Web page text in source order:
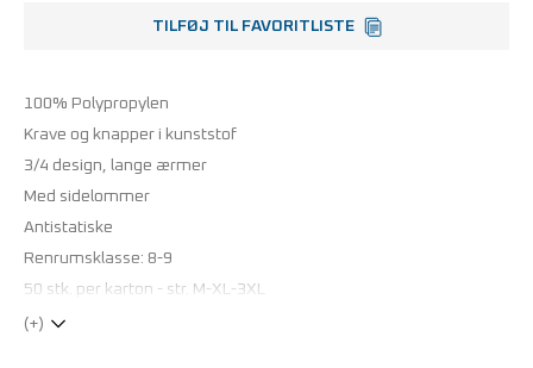
TILFØJ TIL FAVORITLISTE
100% Polypropylen
Krave og knapper i kunststof
3/4 design, lange ærmer
Med sidelommer
Antistatiske
Renrumsklasse: 8-9
50 stk. per karton - str. M-XL-3XL
(+)